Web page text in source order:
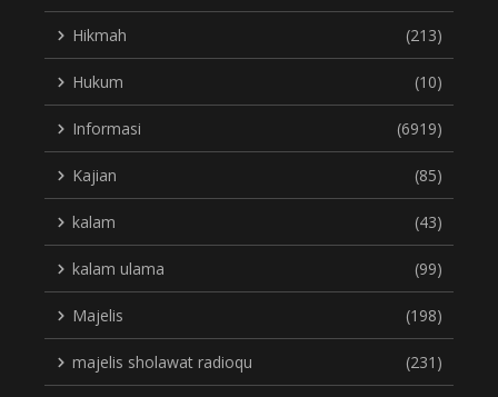
Hikmah (213)
Hukum (10)
Informasi (6919)
Kajian (85)
kalam (43)
kalam ulama (99)
Majelis (198)
majelis sholawat radioqu (231)